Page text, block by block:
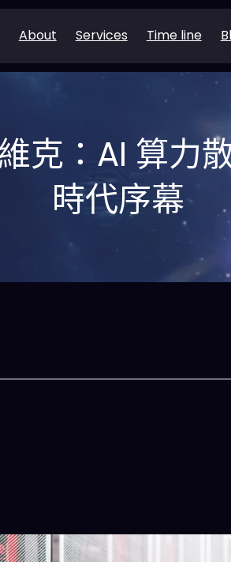
About Services Time line
克：AI 算力
時代序幕